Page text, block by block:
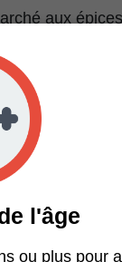
aux
,
xl'âge
ou plus pour